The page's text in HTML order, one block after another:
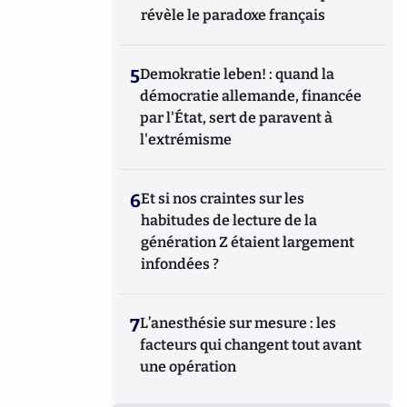
révèle le paradoxe français
5Demokratie leben! : quand la
démocratie allemande, financée
par l'État, sert de paravent à
l'extrémisme
6Et si nos craintes sur les
habitudes de lecture de la
génération Z étaient largement
infondées ?
7L’anesthésie sur mesure : les
facteurs qui changent tout avant
une opération